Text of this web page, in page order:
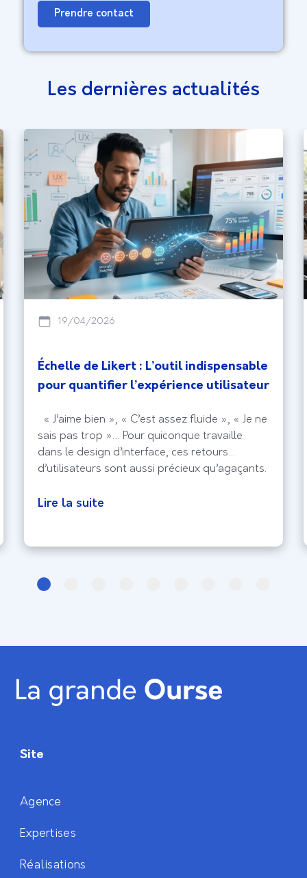
Prendre contact
Les dernières actualités
19/04/2026
Échelle de Likert : L’outil indispensable
pour quantifier l’expérience utilisateur
« J’aime bien », « C’est assez fluide », « Je ne
sais pas trop »… Pour quiconque travaille
dans le design d’interface, ces retours
d’utilisateurs sont aussi précieux qu’agaçants.
subjectivité est souvent le frein à une prise de
Lire la suite
Site
Agence
Expertises
Réalisations